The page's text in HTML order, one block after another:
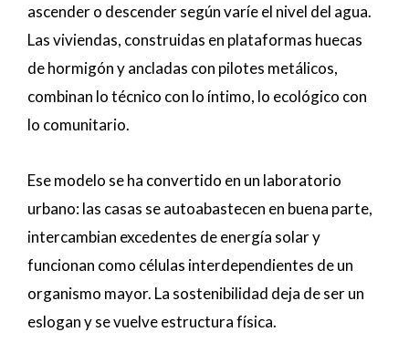
ascender o descender según varíe el nivel del agua.
Las viviendas, construidas en plataformas huecas
de hormigón y ancladas con pilotes metálicos,
combinan lo técnico con lo íntimo, lo ecológico con
lo comunitario.
Ese modelo se ha convertido en un laboratorio
urbano: las casas se autoabastecen en buena parte,
intercambian excedentes de energía solar y
funcionan como células interdependientes de un
organismo mayor. La sostenibilidad deja de ser un
eslogan y se vuelve estructura física.